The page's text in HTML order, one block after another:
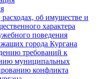
об имуществе и
характера
поведения
города Кургана
требований к
муниципальных
конфликта